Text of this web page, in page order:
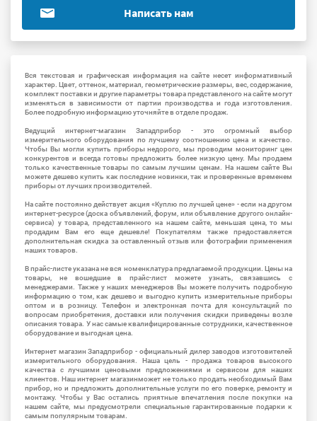
Написать нам
Вся текстовая и графическая информация на сайте несет информативный
характер. Цвет, оттенок, материал, геометрические размеры, вес, содержание,
комплект поставки и другие параметры товара представленого на сайте могут
изменяться в зависимости от партии производства и года изготовления.
Более подробную информацию уточняйте в отделе продаж.
Ведущий интернет-магазин Западприбор - это огромный выбор
измерительного оборудования по лучшему соотношению цена и качество.
Чтобы Вы могли купить приборы недорого, мы проводим мониторинг цен
конкурентов и всегда готовы предложить более низкую цену. Мы продаем
только качественные товары по самым лучшим ценам. На нашем сайте Вы
можете дешево купить как последние новинки, так и проверенные временем
приборы от лучших производителей.
На сайте постоянно действует акция «Куплю по лучшей цене» - если на другом
интернет-ресурсе (доска объявлений, форум, или объявление другого онлайн-
сервиса) у товара, представленного на нашем сайте, меньшая цена, то мы
продадим Вам его еще дешевле! Покупателям также предоставляется
дополнительная скидка за оставленный отзыв или фотографии применения
наших товаров.
В прайс-листе указана не вся номенклатура предлагаемой продукции. Цены на
товары, не вошедшие в прайс-лист можете узнать, связавшись с
менеджерами. Также у наших менеджеров Вы можете получить подробную
информацию о том, как дешево и выгодно купить измерительные приборы
оптом и в розницу. Телефон и электронная почта для консультаций по
вопросам приобретения, доставки или получения скидки приведены возле
описания товара. У нас самые квалифицированные сотрудники, качественное
оборудование и выгодная цена.
Интернет магазин Западприбор - официальный дилер заводов изготовителей
измерительного оборудования. Наша цель - продажа товаров высокого
качества с лучшими ценовыми предложениями и сервисом для наших
клиентов. Наш интернет магазинможет не только продать необходимый Вам
прибор, но и предложить дополнительные услуги по его поверке, ремонту и
монтажу. Чтобы у Вас остались приятные впечатления после покупки на
нашем сайте, мы предусмотрели специальные гарантированные подарки к
самым популярным товарам.